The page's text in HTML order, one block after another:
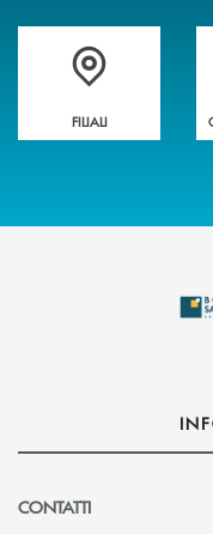
Trova la filiale più vicina a
FILIALI
CONTATTI